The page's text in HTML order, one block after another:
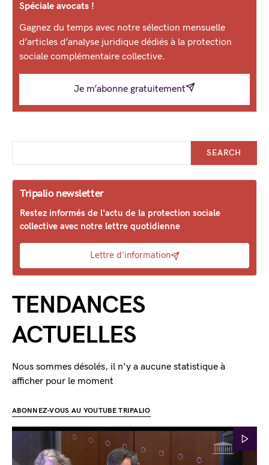
Spéciale avocats !
Gagnez du temps avec notre sélection mensuelle
d’articles d’analyse juridique dédiés à la protection
sociale complémentaire collective.
Je m’abonne gratuitement
SEARCH
Tripalio newsletter
Restez informés de l'actu de la protection sociale
collective avec notre lettre quotidienne
Lettre d'information
TENDANCES
ACTUELLES
Nous sommes désolés, il n'y a aucune statistique à
afficher pour le moment
ABONNEZ-VOUS AU YOUTUBE TRIPALIO